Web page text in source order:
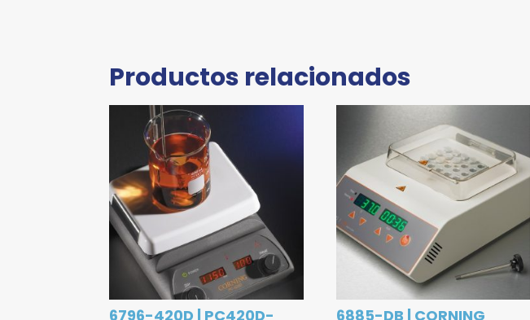
Productos relacionados
6796-420D | PC420D-
6885-DB | CORNING